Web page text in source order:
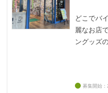
どこでバ
麗なお店で働
ングッズ
門知識も
得に購入
☆彡募集開始